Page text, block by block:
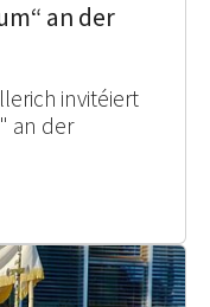
an der
invitéiert
an der